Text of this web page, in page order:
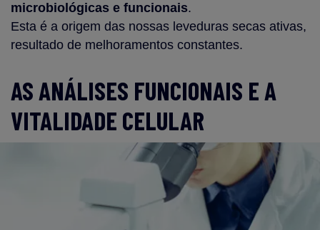
microbiológicas e funcionais.
Esta é a origem das nossas leveduras secas ativas,
resultado de melhoramentos constantes.
AS ANÁLISES FUNCIONAIS E A
VITALIDADE CELULAR